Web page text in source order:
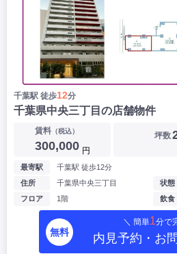
千葉駅 徒歩12分
千葉県中央三丁目の店舗物件
賃料（税込）
300,000 円
坪数
最寄駅
千葉駅 徒歩12分
住所
千葉県中央三丁目
フロア
1階
状態
飲食
無料
＼ 簡単1分で
内見予約・お